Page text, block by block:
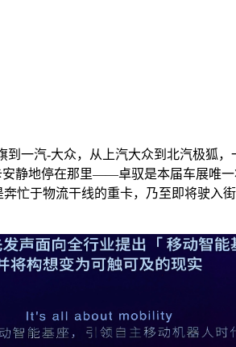
一汽-大众，从上汽大众到北汽极狐
静地停在那里——卓驭是本届车展唯
于物流干线的重卡，乃至即将驶入